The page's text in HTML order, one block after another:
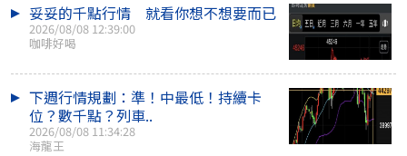
妥妥的千點行情 就看你想不想要而已
2026/08/08 12:39:00
咖啡好喝
下週行情規劃：準！中最低！持續卡
位？數千點？列車..
2026/08/08 11:34:28
海龍王